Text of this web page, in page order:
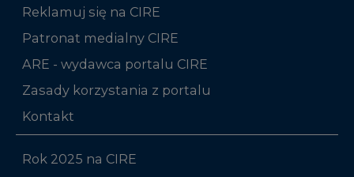
Reklamuj się na CIRE
Patronat medialny CIRE
ARE - wydawca portalu CIRE
Zasady korzystania z portalu
Kontakt
Rok 2025 na CIRE